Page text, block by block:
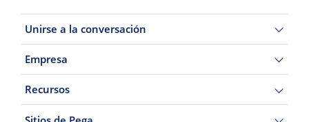
Unirse a la conversación
Empresa
Recursos